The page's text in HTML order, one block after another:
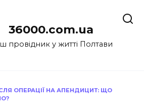
36000.com.ua
провідник у житті Полтави
ОПЕРАЦІЇ НА АПЕНДИЦИТ: ЩО